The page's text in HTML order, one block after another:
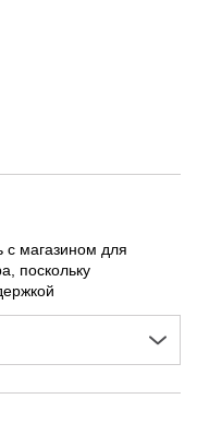
с магазином для
поскольку